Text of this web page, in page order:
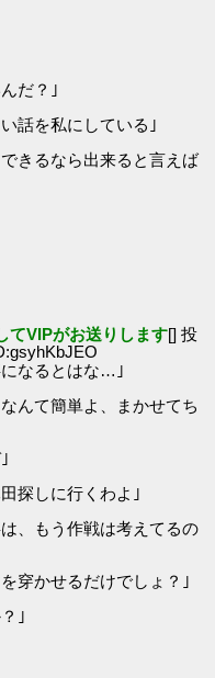
だ？｣
話を私にしている｣
きるなら出来ると言えば
てVIPがお送りします[] 投
なるとはな…｣
んて簡単よ、まかせてち
探しに行くわよ｣
、もう作戦は考えてるの
穿かせるだけでしょ？｣
｣